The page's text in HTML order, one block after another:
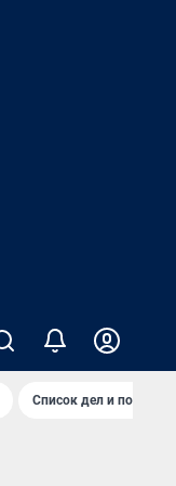
Список дел и покупок